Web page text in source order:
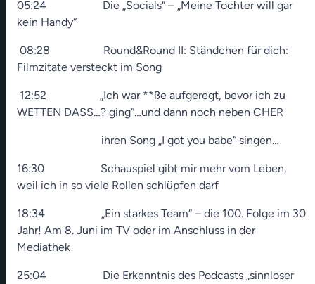
05:24 Die „Socials“ – „Meine Tochter will gar
kein Handy“
08:28 Round&Round II: Ständchen für dich:
Filmzitate versteckt im Song
12:52 „Ich war **ße aufgeregt, bevor ich zu
WETTEN DASS…? ging“…und dann noch neben CHER
ihren Song „I got you babe“ singen…
16:30 Schauspiel gibt mir mehr vom Leben,
weil ich in so viele Rollen schlüpfen darf
18:34 „Ein starkes Team“ – die 100. Folge im 30
Jahr! Am 8. Juni im TV oder im Anschluss in der
Mediathek
25:04 Die Erkenntnis des Podcasts „sinnloser